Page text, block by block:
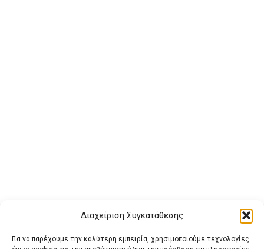
Διαχείριση Συγκατάθεσης
Για να παρέχουμε την καλύτερη εμπειρία, χρησιμοποιούμε τεχνολογίες